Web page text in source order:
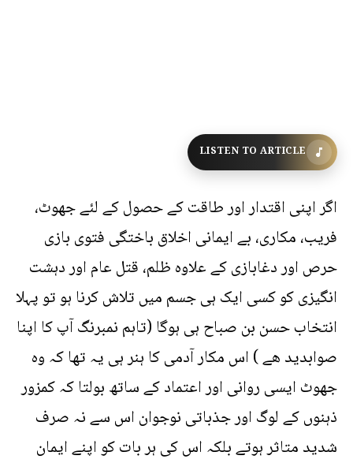
LISTEN TO ARTICLE
اگر اپنی اقتدار اور طاقت کے حصول کے لئے جھوٹ،
فریب، مکاری، بے ایمانی اخلاق باختگی فتوی بازی
حرص اور دغابازی کے علاوہ ظلم، قتل عام اور دہشت
انگیزی کو کسی ایک ہی جسم میں تلاش کرنا ہو تو پہلا
انتخاب حسن بن صباح ہی ہوگا (تاہم نمبرنگ آپ کا اپنا
صوابدید ھے ) اس مکار آدمی کا ہنر ہی یہ تھا کہ وہ
جھوٹ ایسی روانی اور اعتماد کے ساتھ بولتا کہ کمزور
ذہنوں کے لوگ اور جذباتی نوجوان اس سے نہ صرف
شدید متاثر ہوتے بلکہ اس کی ہر بات کو اپنے ایمان